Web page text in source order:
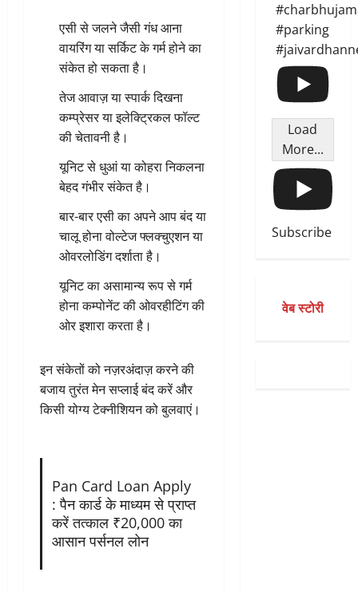
एसी से जलने जैसी गंध आना
वायरिंग या सर्किट के गर्म होने का
संकेत हो सकता है।
तेज आवाज़ या स्पार्क दिखना
कम्प्रेसर या इलेक्ट्रिकल फॉल्ट
की चेतावनी है।
यूनिट से धुआं या कोहरा निकलना
बेहद गंभीर संकेत है।
बार-बार एसी का अपने आप बंद या
चालू होना वोल्टेज फ्लक्चुएशन या
ओवरलोडिंग दर्शाता है।
यूनिट का असामान्य रूप से गर्म
होना कम्पोनेंट की ओवरहीटिंग की
ओर इशारा करता है।
इन संकेतों को नज़रअंदाज़ करने की
बजाय तुरंत मेन सप्लाई बंद करें और
किसी योग्य टेक्नीशियन को बुलवाएं।
Pan Card Loan Apply
: पैन कार्ड के माध्यम से प्राप्त
करें तत्काल ₹20,000 का
आसान पर्सनल लोन
#parking
Load
More...
Subscribe
वेब स्टोरी